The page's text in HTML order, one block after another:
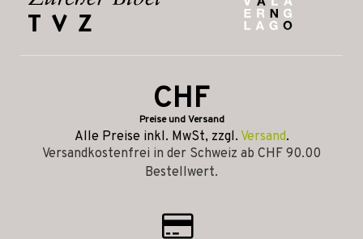
CHF
Preise und Versand
Alle Preise inkl. MwSt, zzgl. Versand.
Versandkostenfrei in der Schweiz ab CHF 90.00
Bestellwert.